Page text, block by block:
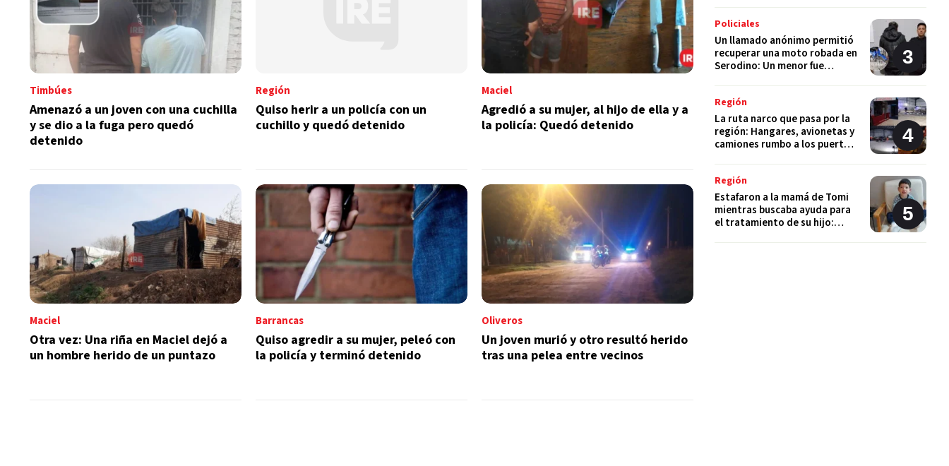
Timbúes
Amenazó a un joven con una cuchilla
y se dio a la fuga pero quedó
detenido
Región
Quiso herir a un policía con un
cuchillo y quedó detenido
Maciel
Agredió a su mujer, al hijo de ella y a
la policía: Quedó detenido
Maciel
Otra vez: Una riña en Maciel dejó a
un hombre herido de un puntazo
Barrancas
Quiso agredir a su mujer, peleó con
la policía y terminó detenido
Oliveros
Un joven murió y otro resultó herido
tras una pelea entre vecinos
Policiales
Un llamado anónimo permitió
recuperar una moto robada en
Serodino: Un menor fue
Región
La ruta narco que pasa por la
región: Hangares, avionetas y
camiones rumbo a los puertos
Región
Estafaron a la mamá de Tomi
mientras buscaba ayuda para
el tratamiento de su hijo: